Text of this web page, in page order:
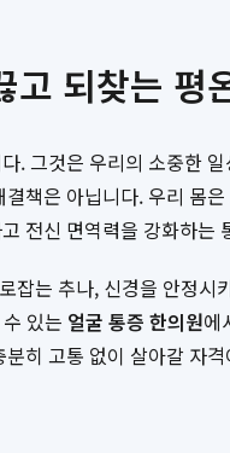
고 되찾는 평
. 그것은 우리의 소중한
책은 아닙니다. 우리 몸
전신 면역력을 강화하
잡는 추나, 신경을 안정
있는 얼굴 통증 한의원에
히 고통 없이 살아갈 자